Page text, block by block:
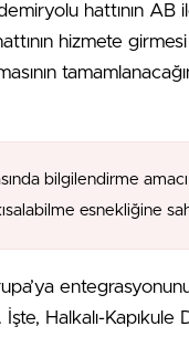
hattının
hizmete
bilgilendirme
esnekliğine
Halkalı-